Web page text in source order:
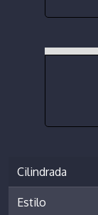
Cilindrada
Estilo